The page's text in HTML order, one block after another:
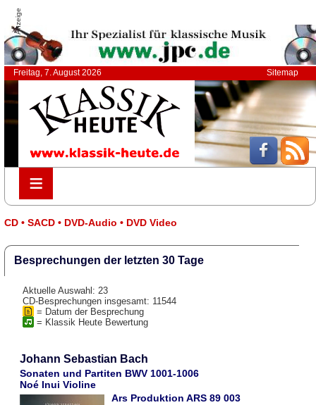
Anzeige
Freitag, 7. August 2026 Sitemap
≡
≡
CD • SACD • DVD-Audio • DVD Video
Besprechungen der letzten 30 Tage
Aktuelle Auswahl: 23
CD-Besprechungen insgesamt: 11544
= Datum der Besprechung
= Klassik Heute Bewertung
Johann Sebastian Bach
Sonaten und Partiten BWV 1001-1006
Noé Inui Violine
Ars Produktion ARS 89 003